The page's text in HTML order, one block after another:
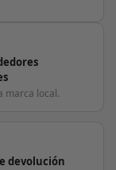
marca local.
devolución